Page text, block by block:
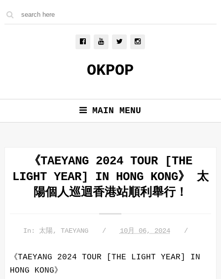
OKPOP
MAIN MENU
《TAEYANG 2024 TOUR [THE
LIGHT YEAR] IN HONG KONG》 太
陽個人巡迴香港站順利舉行！
In: 太陽, TAEYANG 10月 06, 2024
《TAEYANG 2024 TOUR [THE LIGHT YEAR] IN
HONG KONG》